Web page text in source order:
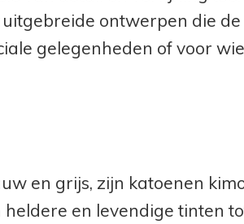
ontwerpen die de
gelegenheden of voor
en grijs, zijn katoenen
en levendige tinten